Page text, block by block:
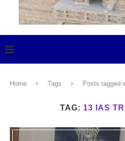
Home Tags Posts tagged
TAG: 13 IAS